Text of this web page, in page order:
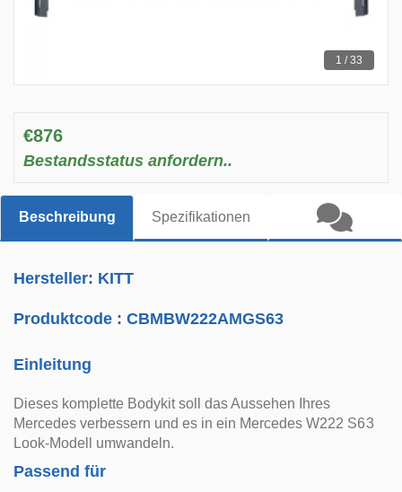
1 / 33
€876
Bestandsstatus anfordern..
Beschreibung Spezifikationen
Hersteller: KITT
Produktcode :CBMBW222AMGS63
Einleitung
Dieses komplette Bodykit soll das Aussehen Ihres
Mercedes verbessern und es in ein Mercedes W222 S63
Look-Modell umwandeln.
Passend für